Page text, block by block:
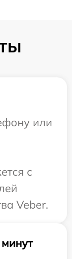
или
с
Veber.